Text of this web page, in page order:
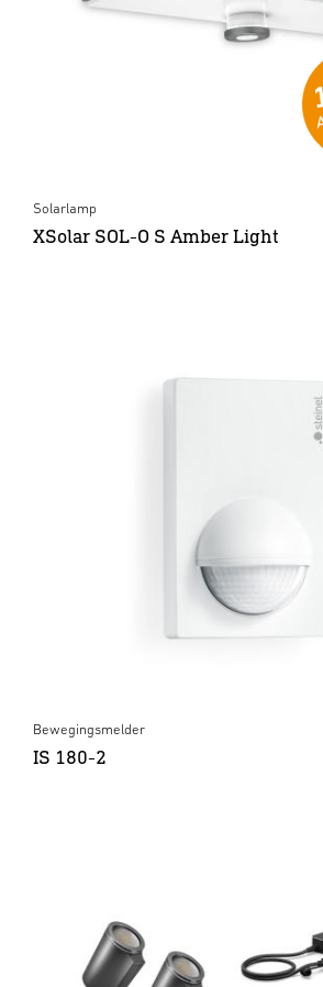
Solarlamp
XSolar SOL-O S Amber Light
Bewegingsmelder
IS 180-2